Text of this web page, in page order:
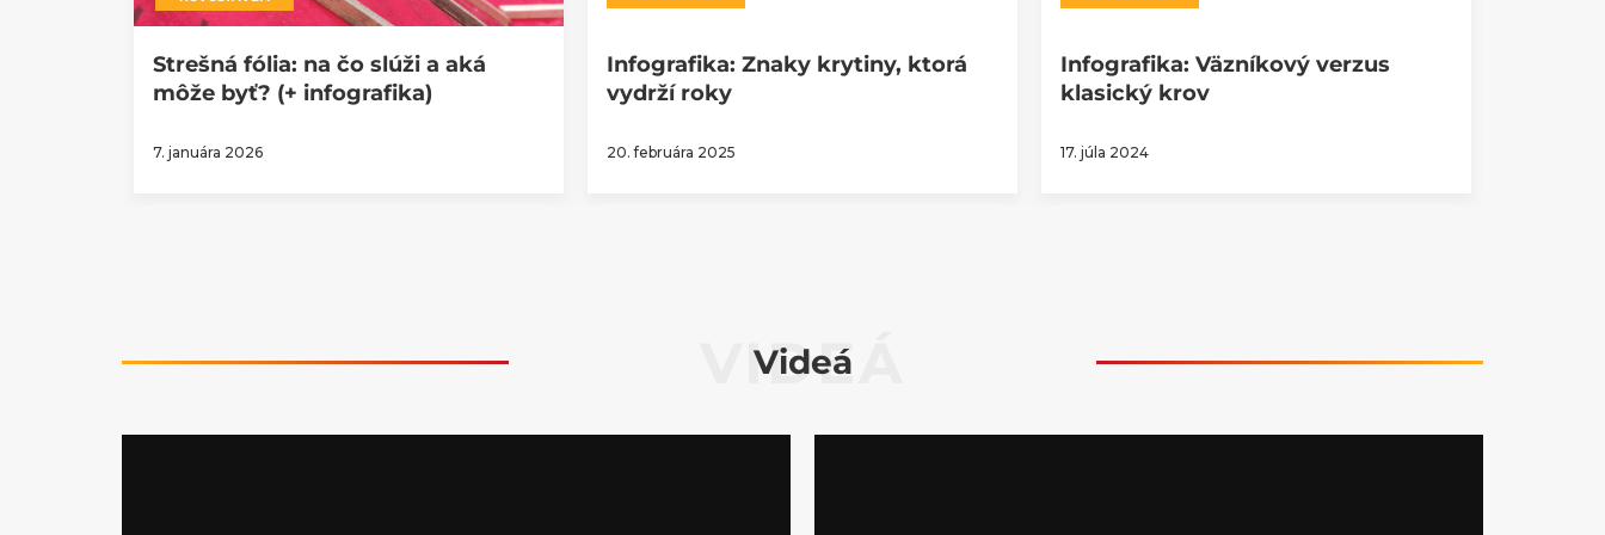
Strešná fólia: na čo slúži a aká
môže byť? (+ infografika)
7. januára 2026
Infografika: Znaky krytiny, ktorá
vydrží roky
20. februára 2025
Infografika: Väzníkový verzus
klasický krov
17. júla 2024
VIDEÁ
Videá